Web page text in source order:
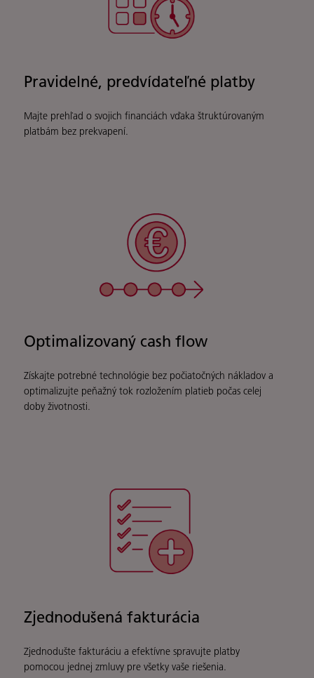
Pravidelné, predvídateľné platby
Majte prehľad o svojich financiách vďaka štruktúrovaným
platbám bez prekvapení.
Optimalizovaný cash flow
Získajte potrebné technológie bez počiatočných nákladov a
optimalizujte peňažný tok rozložením platieb počas celej
doby životnosti.
Zjednodušená fakturácia
Zjednodušte fakturáciu a efektívne spravujte platby
pomocou jednej zmluvy pre všetky vaše riešenia.